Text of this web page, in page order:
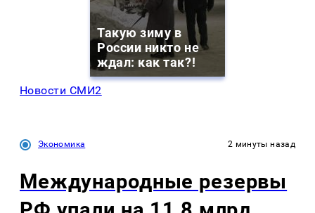
Такую зиму в
России никто не
ждал: как так?!
Новости СМИ2
Экономика 2 минуты назад
Международные резервы